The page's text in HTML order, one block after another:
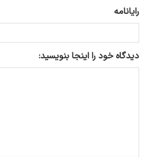
رایانامه
دیدگاه خود را اینجا بنویسید: